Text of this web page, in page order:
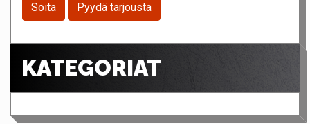
Soita Pyydä tarjousta
KATEGORIAT